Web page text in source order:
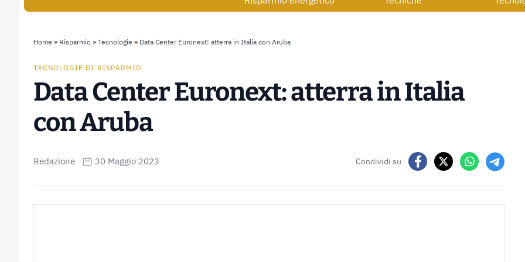
Home » Risparmio » Tecnologie » Data Center Euronext: atterra in Italia con Aruba
TECNOLOGIE DI RISPARMIO
Data Center Euronext: atterra in Italia
con Aruba
Redazione 30 Maggio 2023 Condividi su